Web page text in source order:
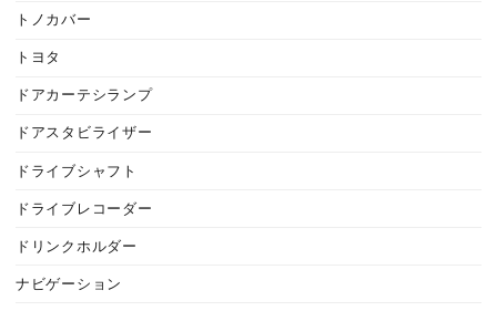
トノカバー
トヨタ
ドアカーテシランプ
ドアスタビライザー
ドライブシャフト
ドライブレコーダー
ドリンクホルダー
ナビゲーション